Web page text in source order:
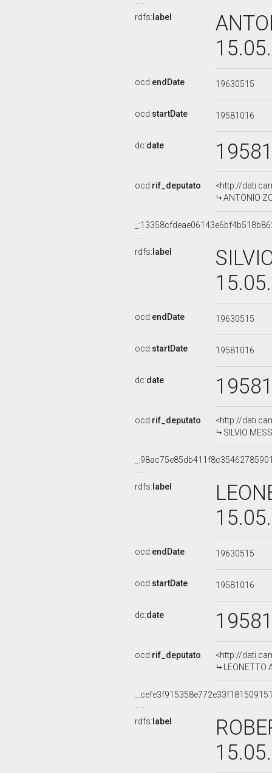
rdfs: label
ocd:endDate 19630515
ocd:startDate 19581016
dc:date
ocd:rif_deputato
<http://
ANTONIO
rdfs: label
ocd:endDate 19630515
ocd:startDate 19581016
dc:date
ocd:rif_deputato
<http://
SILVIO
rdfs: label
ocd:endDate 19630515
ocd:startDate 19581016
dc:date
ocd:rif_deputato
<http://
rdfs: label